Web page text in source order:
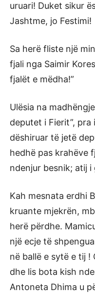
uruari! Duket sikur
Jashtme, jo Festimi!
Sa herë fliste një
fjali nga Saimir
fjalët e mëdha!”
Ulësia na
deputet i Fierit”,
dëshiruar të jetë
hedhë pas krahëve
ndenjur besnik; atij
Kah mesnata erdhi
kruante mjekrën,
herë përdhe.
një ecje të
në ballë e sytë e tij !
dhe lis bota kish
Antoneta Dhima u